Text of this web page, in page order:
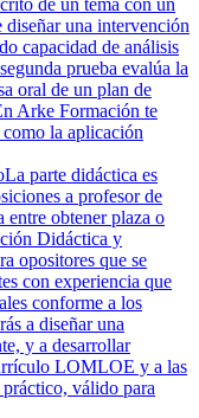
de un tema con un
diseñar una intervención
capacidad de análisis
prueba evalúa la
oral de un plan de
Arke Formación te
la aplicación
La parte didáctica es
a profesor de
entre obtener plaza o
Didáctica y
opositores que se
con experiencia que
conforme a los
a diseñar una
y a desarrollar
LOMLOE y a las
válido para